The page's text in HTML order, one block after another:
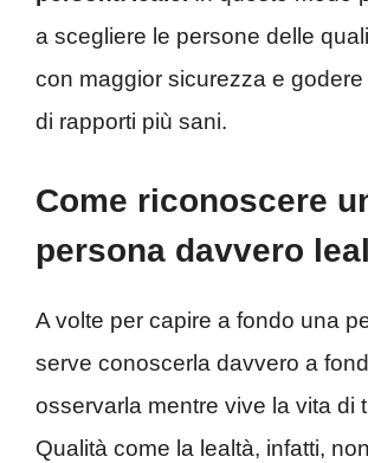
a scegliere le persone delle
con maggior sicurezza e
di rapporti più sani.
Come riconoscere
persona davvero
A volte per capire a fondo una
serve conoscerla davvero a
osservarla mentre vive la vita di
Qualità come la lealtà, infatti,